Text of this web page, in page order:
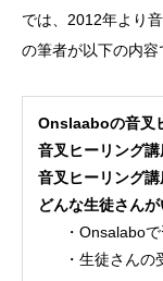
では、2012年より
の筆者が以下の内容
Onslaaboの音叉
音叉ヒーリング
音叉ヒーリング
どんな生徒さんが
・Onsalaboで
・生徒さんの